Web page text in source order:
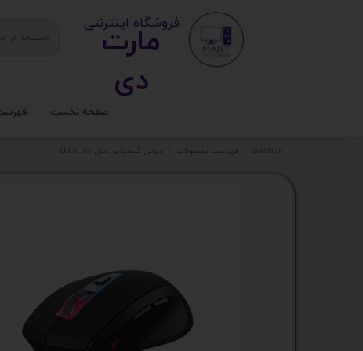
صفحه نخست
مارت
دی​​​​​​
​ ​فروشگاه اینترنتی
martday.ir فهرست محصولات ماوس گیمدیاس مدل ZEUS M5